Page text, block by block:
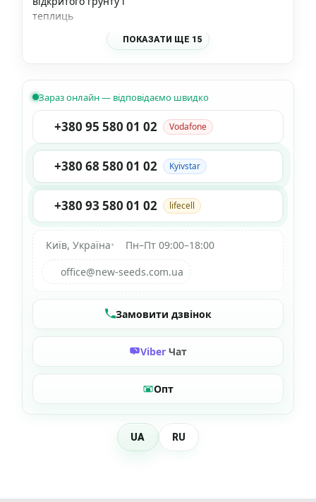
теплиць
ПОКАЗАТИ ЩЕ 15
Зараз онлайн — відповідаємо швидко
+380 95 580 01 02 Vodafone
+380 68 580 01 02 Kyivstar
+380 93 580 01 02 lifecell
Київ, Україна•
Пн–Пт 09:00–18:00
office@new-seeds.com.ua
Замовити дзвінок
Viber Чат
Опт
UA RU